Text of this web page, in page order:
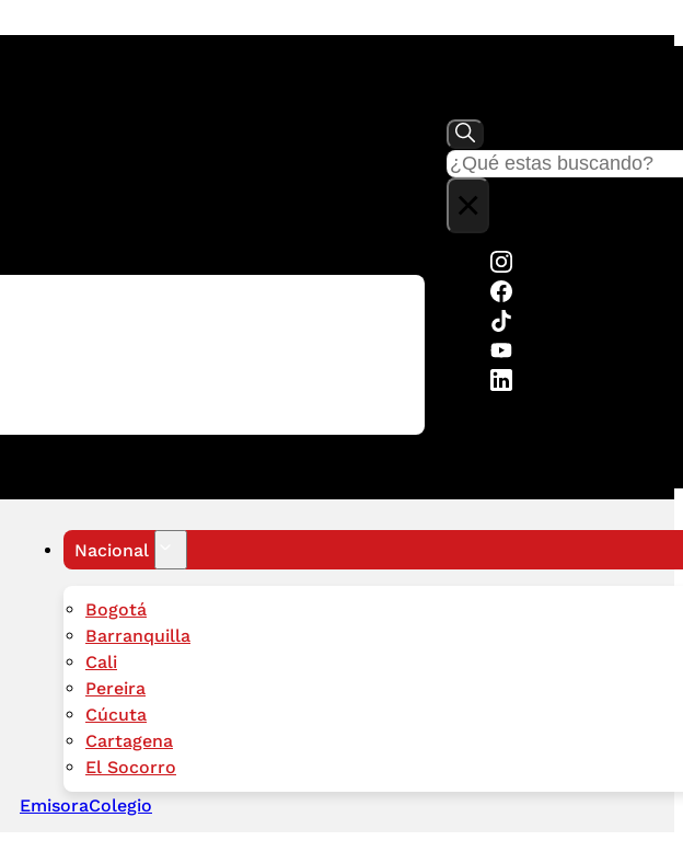
Buscar
×
Nacional
Bogotá
Barranquilla
Cali
Pereira
Cúcuta
Cartagena
El Socorro
EmisoraColegio